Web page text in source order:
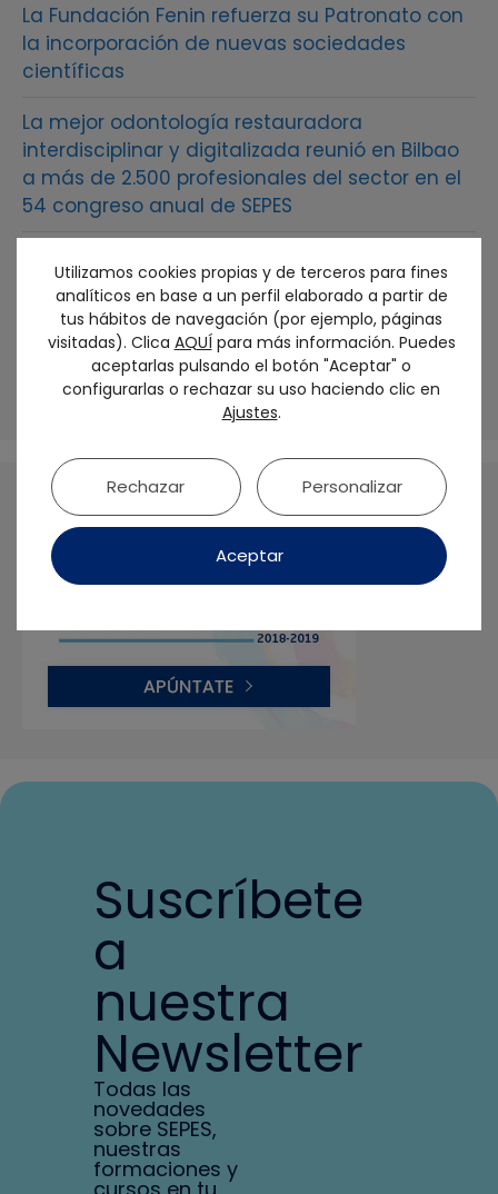
La Fundación Fenin refuerza su Patronato con
la incorporación de nuevas sociedades
científicas
La mejor odontología restauradora
interdisciplinar y digitalizada reunió en Bilbao
a más de 2.500 profesionales del sector en el
54 congreso anual de SEPES
Medalla de Oro de la sociedad
El futuro de la prótesis sobre implantes debe
ser biológico y personalizado: No tratamos
dientes, sino seres humanos
Suscríbete
a
nuestra
Newsletter
Todas las
novedades
sobre SEPES,
nuestras
formaciones y
Utilizamos cookies propias y de terceros para fines
analíticos en base a un perfil elaborado a partir de
tus hábitos de navegación (por ejemplo, páginas
visitadas). Clica AQUÍ para más información. Puedes
aceptarlas pulsando el botón "Aceptar" o
configurarlas o rechazar su uso haciendo clic en
Ajustes.
Aceptar
Rechazar Personalizar